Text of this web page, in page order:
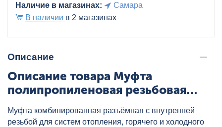
Наличие в магазинах:
Самара
В наличии в 2 магазинах
Описание
Описание товара Муфта
полипропиленовая резьбовая
разъемная с металлической ВР
20х3/4" сер. HEISSKRAFT, артикул:
Муфта комбинированная разъёмная с внутренней
резьбой для систем отопления, горячего и холодного